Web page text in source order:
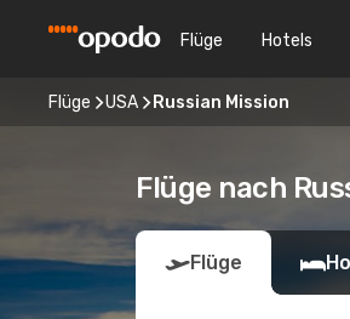
Flüge Hotels
Flüge USA Russian Mission
Flüge nach
Flüge